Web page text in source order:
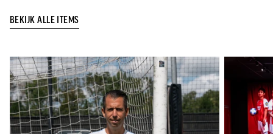
BEKIJK ALLE ITEMS